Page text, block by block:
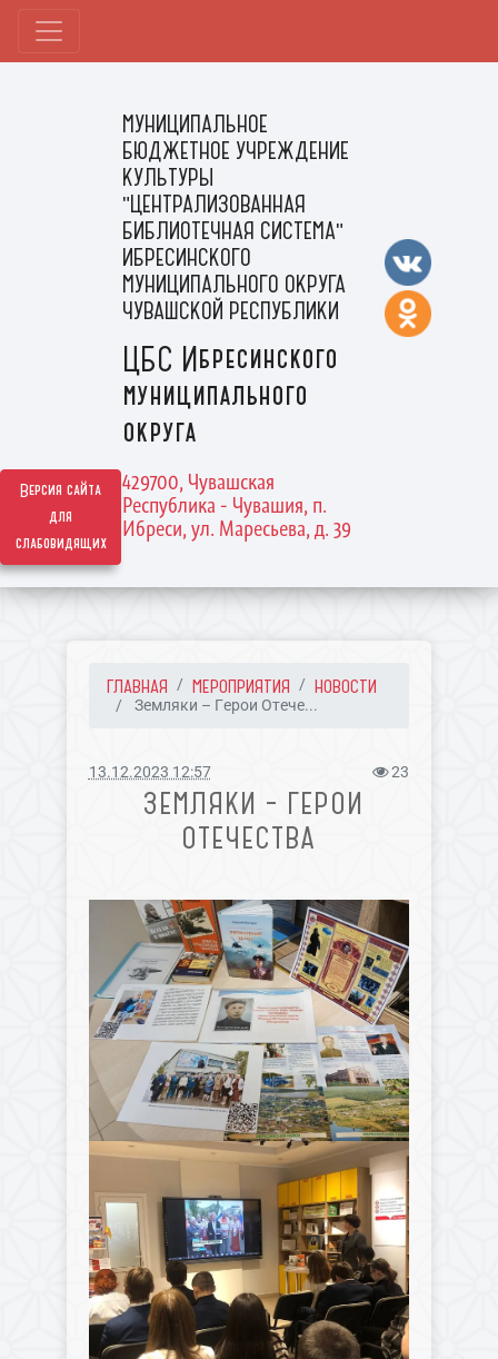
Версия сайта
для
слабовидящих
МУНИЦИПАЛЬНОЕ
БЮДЖЕТНОЕ УЧРЕЖДЕНИЕ
КУЛЬТУРЫ
"ЦЕНТРАЛИЗОВАННАЯ
БИБЛИОТЕЧНАЯ СИСТЕМА"
ИБРЕСИНСКОГО
МУНИЦИПАЛЬНОГО ОКРУГА
ЧУВАШСКОЙ РЕСПУБЛИКИ
ЦБС Ибресинского
муниципального
округа
429700, Чувашская
Республика - Чувашия, п.
Ибреси, ул. Маресьева, д. 39
ГЛАВНАЯ МЕРОПРИЯТИЯ НОВОСТИ
Земляки – Герои Отече...
13.12.2023 12:57 23
ЗЕМЛЯКИ – ГЕРОИ
ОТЕЧЕСТВА